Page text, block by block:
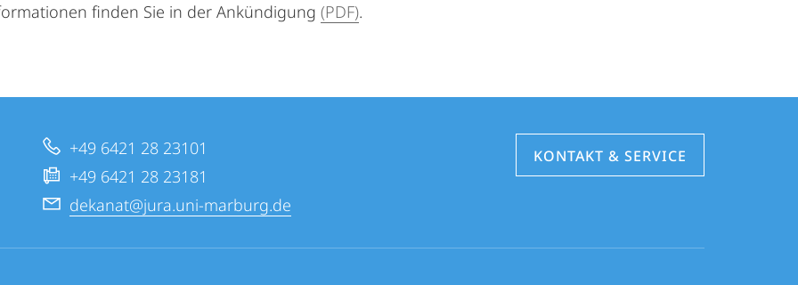
finden Sie in der Ankündigung (PDF).
+49 6421 28 23101
+49 6421 28 23181
dekanat@jura.uni-marburg.de
KONTAKT & SERVICE